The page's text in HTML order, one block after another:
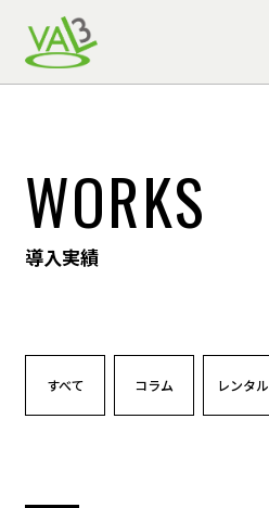
WORKS
導入実績
すべて コラム レンタル